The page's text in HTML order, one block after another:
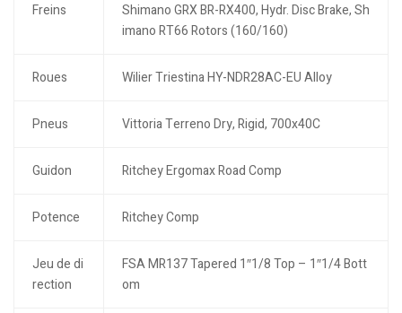
Freins
Shimano GRX BR-RX400, Hydr. Disc Brake, Sh
imano RT66 Rotors (160/160)
Roues Wilier Triestina HY-NDR28AC-EU Alloy
Pneus Vittoria Terreno Dry, Rigid, 700x40C
Guidon Ritchey Ergomax Road Comp
Potence Ritchey Comp
Jeu de di
rection
FSA MR137 Tapered 1″1/8 Top – 1″1/4 Bott
om